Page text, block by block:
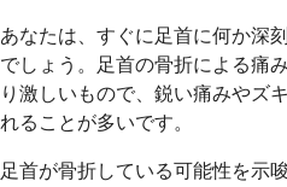
あなたは、すぐに足首に何か深
でしょう。足首の骨折による痛
り激しいもので、鋭い痛みやズ
れることが多いです。
足首が骨折している可能性を示